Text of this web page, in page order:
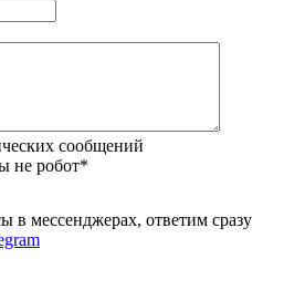
сообщений
не робот*
в мессенджерах, ответим сразу